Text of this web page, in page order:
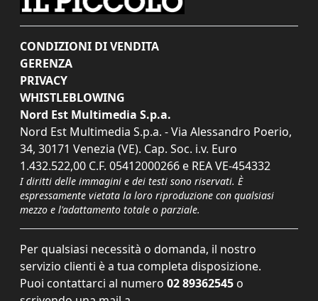
CONDIZIONI DI VENDITA
GERENZA
PRIVACY
WHISTLEBLOWING
Nord Est Multimedia S.p.a.
Nord Est Multimedia S.p.a. - Via Alessandro Poerio,
34, 30171 Venezia (VE). Cap. Soc. i.v. Euro
1.432.522,00 C.F. 05412000266 e REA VE-454332
I diritti delle immagini e dei testi sono riservati. È
espressamente vietata la loro riproduzione con qualsiasi
mezzo e l'adattamento totale o parziale.
Per qualsiasi necessità o domanda, il nostro
servizio clienti è a tua completa disposizione.
Puoi contattarci al numero 02 89362545 o